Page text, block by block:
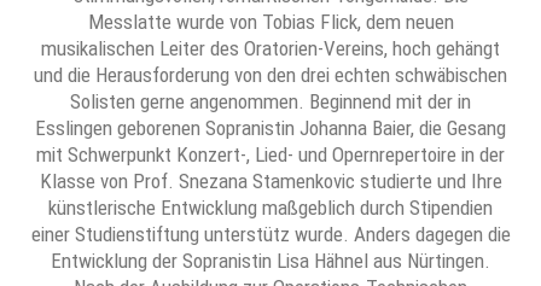
Messlatte wurde von Tobias Flick, dem neuen
musikalischen Leiter des Oratorien-Vereins, hoch gehängt
und die Herausforderung von den drei echten schwäbischen
Solisten gerne angenommen. Beginnend mit der in
Esslingen geborenen Sopranistin Johanna Baier, die Gesang
mit Schwerpunkt Konzert-, Lied- und Opernrepertoire in der
Klasse von Prof. Snezana Stamenkovic studierte und Ihre
künstlerische Entwicklung maßgeblich durch Stipendien
einer Studienstiftung unterstütz wurde. Anders dagegen die
Entwicklung der Sopranistin Lisa Hähnel aus Nürtingen.